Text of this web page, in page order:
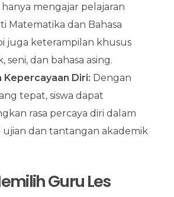
mengajar pelajaran
Matematika dan Bahasa
juga keterampilan khusus
seni, dan bahasa asing.
Kepercayaan Diri: Dengan
tepat, siswa dapat
rasa percaya diri dalam
ujian dan tantangan akademik
Guru Les